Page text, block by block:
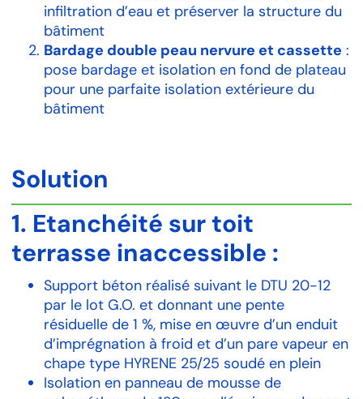
infiltration d’eau et préserver la structure du
bâtiment
Bardage double peau nervure et cassette :
pose bardage et isolation en fond de plateau
pour une parfaite isolation extérieure du
bâtiment
Solution
1. Etanchéité sur toit
terrasse inaccessible :
Support béton réalisé suivant le DTU 20-12
par le lot G.O. et donnant une pente
résiduelle de 1 %, mise en œuvre d’un enduit
d’imprégnation à froid et d’un pare vapeur en
chape type HYRENE 25/25 soudé en plein
Isolation en panneau de mousse de